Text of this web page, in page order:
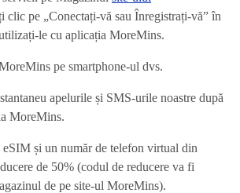
clic pe „Conectați-vă sau Înregistrați-vă” în
le cu aplicația MoreMins.
pe smartphone-ul dvs.
apelurile și SMS-urile noastre după
MoreMins.
și un număr de telefon virtual din
de 50% (codul de reducere va fi
de pe site-ul MoreMins).